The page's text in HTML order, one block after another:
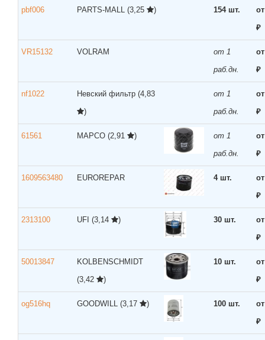
pbf006 PARTS-MALL (3,25 ) 154 шт.
₽
VR15132 VOLRAM
от 1
раб.дн.
₽
nf1022 Невский фильтр (4,83
)
от 1
раб.дн.
₽
61561 MAPCO (2,91 )
от 1
раб.дн.
₽
1609563480 EUROREPAR 4 шт.
₽
2313100 UFI (3,14 ) 30 шт.
₽
50013847
KOLBENSCHMIDT
(3,42
)
10 шт.
₽
og516hq GOODWILL (3,17 ) 100 шт.
₽